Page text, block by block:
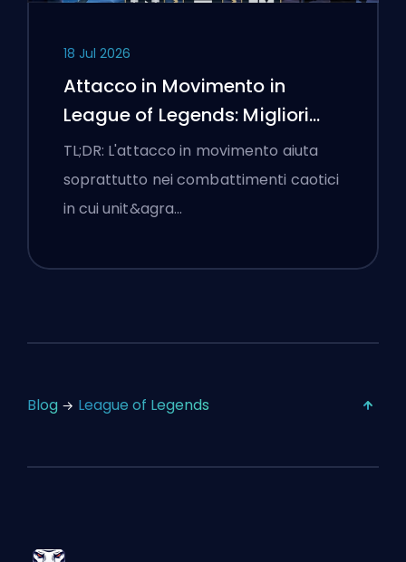
18 Jul 2026
Attacco in Movimento in
League of Legends: Migliori
Impostazioni
TL;DR: L'attacco in movimento aiuta
soprattutto nei combattimenti caotici
in cui unit&agra…
Blog League of Legends